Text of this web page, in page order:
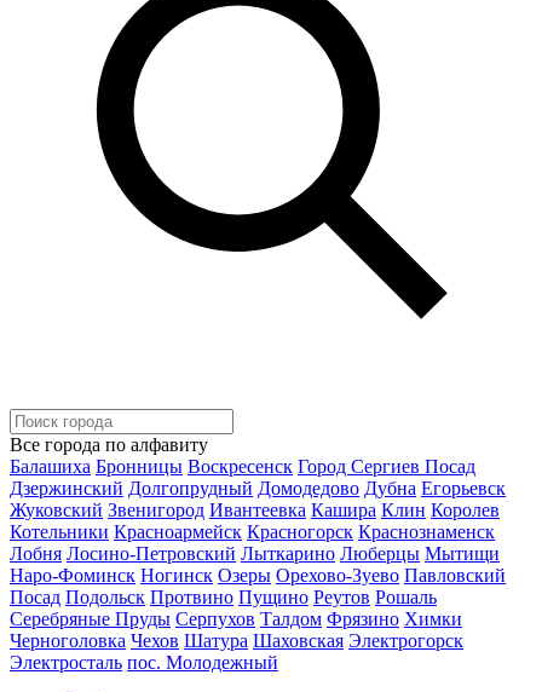
Все города по алфавиту
Балашиха Бронницы Воскресенск Город Сергиев Посад
Дзержинский Долгопрудный Домодедово Дубна Егорьевск
Жуковский Звенигород Ивантеевка Кашира Клин Королев
Котельники Красноармейск Красногорск Краснознаменск
Лобня Лосино-Петровский Лыткарино Люберцы Мытищи
Наро-Фоминск Ногинск Озеры Орехово-Зуево Павловский
Посад Подольск Протвино Пущино Реутов Рошаль
Серебряные Пруды Серпухов Талдом Фрязино Химки
Черноголовка Чехов Шатура Шаховская Электрогорск
Электросталь пос. Молодежный